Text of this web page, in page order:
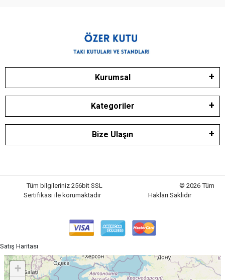
Kurumsal
Kategoriler
Bize Ulaşın
Tüm bilgileriniz 256bit SSL
Sertifikası ile korumaktadır
© 2026 Tüm
Hakları Saklıdır
Satış Haritası